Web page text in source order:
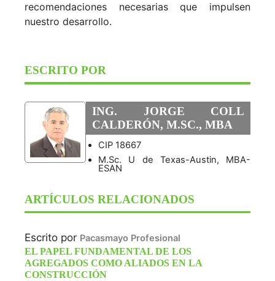
recomendaciones necesarias que impulsen
nuestro desarrollo.
ESCRITO POR
ING. JORGE COLL
CALDERÓN, M.SC., MBA
CIP 18667
M.Sc. U de Texas-Austin, MBA-
ESAN
ARTÍCULOS RELACIONADOS
Escrito por Pacasmayo Profesional
EL PAPEL FUNDAMENTAL DE LOS
AGREGADOS COMO ALIADOS EN LA
CONSTRUCCIÓN